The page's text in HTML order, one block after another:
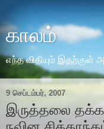
காலம்
எந்த விதியும் இதற்குள்
9 செப்டம்பர், 2007
இருத்தலை